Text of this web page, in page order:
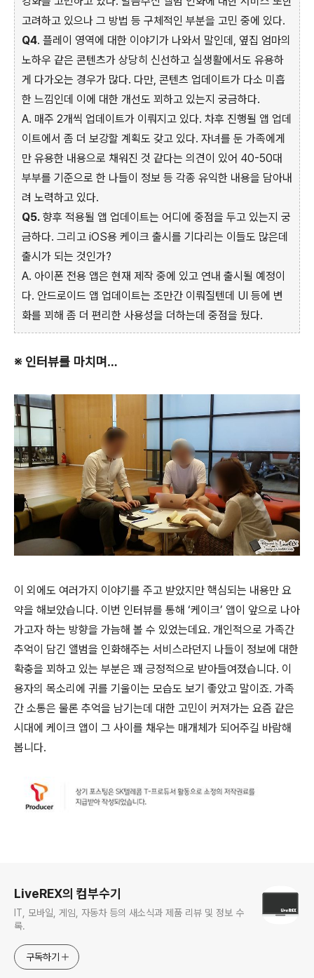
고려하고 있으나 그 방법 등 구체적인 부분을 고민 중에 있다.
Q4. 플레이 영역에 대한 이야기가 나와서 말인데, 옆집 엄마의
노하우 같은 콘텐츠가 상당히 신선하고 실생활에서도 유용하
게 다가오는 경우가 많다. 다만, 콘텐츠 업데이트가 다소 미흡
한 느낌인데 이에 대한 개선도 꾀하고 있는지 궁금하다.
A. 매주 2개씩 업데이트가 이뤄지고 있다. 차후 진행될 앱 업데
이트에서 좀 더 보강할 계획도 갖고 있다. 자녀를 둔 가족에게
만 유용한 내용으로 채워진 것 같다는 의견이 있어 40-50대
부부를 기준으로 한 나들이 정보 등 각종 유익한 내용을 담아내
려 노력하고 있다.
Q5. 향후 적용될 앱 업데이트는 어디에 중점을 두고 있는지 궁
금하다. 그리고 iOS용 케이크 출시를 기다리는 이들도 많은데
출시가 되는 것인가?
A. 아이폰 전용 앱은 현재 제작 중에 있고 연내 출시될 예정이
다. 안드로이드 앱 업데이트는 조만간 이뤄질텐데 UI 등에 변
화를 꾀해 좀 더 편리한 사용성을 더하는데 중점을 뒀다.
※ 인터뷰를 마치며…
이 외에도 여러가지 이야기를 주고 받았지만 핵심되는 내용만 요
약을 해보았습니다. 이번 인터뷰를 통해 ‘케이크’ 앱이 앞으로 나아
가고자 하는 방향을 가늠해 볼 수 있었는데요. 개인적으로 가족간
추억이 담긴 앨범을 인화해주는 서비스라던지 나들이 정보에 대한
확충을 꾀하고 있는 부분은 꽤 긍정적으로 받아들여졌습니다. 이
용자의 목소리에 귀를 기울이는 모습도 보기 좋았고 말이죠. 가족
간 소통은 물론 추억을 남기는데 대한 고민이 커져가는 요즘 같은
시대에 케이크 앱이 그 사이를 채우는 매개체가 되어주길 바람해
봅니다.
LiveREX의 컴부수기
IT, 모바일, 게임, 자동차 등의 새소식과 제품 리뷰 및 정보 수
록.
구독하기